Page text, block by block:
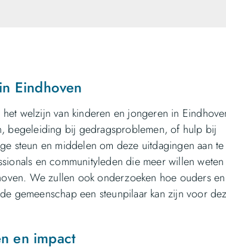
Eindhoven
welzijn van kinderen en jongeren in
begeleiding bij gedragsproblemen, of hulp bij
steun en middelen om deze uitdagingen aan te
en communityleden die meer willen weten
We zullen ook onderzoeken hoe ouders en
gemeenschap een steunpilaar kan zijn voor
en impact